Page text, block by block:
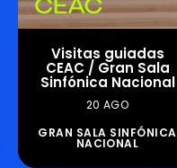
Visitas guiadas
CEAC / Gran Sala
Sinfónica Nacional
20 AGO
GRAN SALA SINFÓNICA
NACIONAL